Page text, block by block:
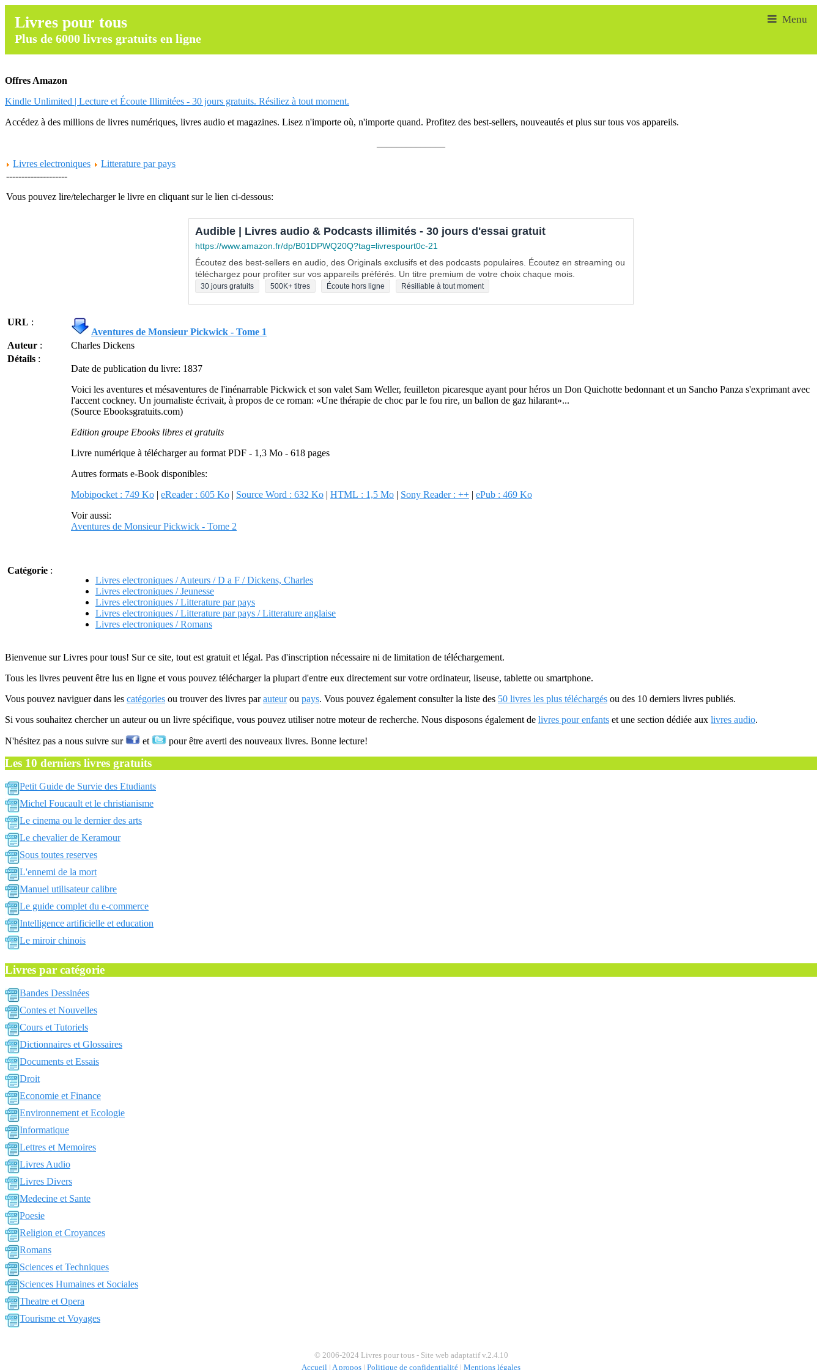
Livres pour tous
Plus de 6000 livres gratuits en ligne
Offres Amazon
Kindle Unlimited | Lecture et Écoute Illimitées - 30 jours gratuits. Résiliez à tout moment.
Accédez à des millions de livres numériques, livres audio et magazines. Lisez n'importe où, n'importe quand. Profitez des best-sellers, nouveautés et plus sur tous vos appareils.
Livres electroniques
Litterature par pays
--------------------
Vous pouvez lire/telecharger le livre en cliquant sur le lien ci-dessous:
Audible | Livres audio & Podcasts illimités - 30 jours d'essai gratuit
https://www.amazon.fr/dp/B01DPWQ20Q?tag=livrespourt0c-21
Écoutez des best-sellers en audio, des Originals exclusifs et des podcasts populaires. Écoutez en streaming ou
téléchargez pour profiter sur vos appareils préférés. Un titre premium de votre choix chaque mois.
30 jours gratuits 500K+ titres Écoute hors ligne Résiliable à tout moment
URL :
Aventures de Monsieur Pickwick - Tome 1
Auteur :
Charles Dickens
Détails :
Date de publication du livre: 1837
Voici les aventures et mésaventures de l'inénarrable Pickwick et son valet Sam Weller, feuilleton picaresque ayant pour héros un Don Quichotte bedonnant et un Sancho Panza s'exprimant avec
l'accent cockney. Un journaliste écrivait, à propos de ce roman: «Une thérapie de choc par le fou rire, un ballon de gaz hilarant»...
(Source Ebooksgratuits.com)
Edition groupe Ebooks libres et gratuits
Livre numérique à télécharger au format PDF - 1,3 Mo - 618 pages
Autres formats e-Book disponibles:
Mobipocket : 749 Ko | eReader : 605 Ko | Source Word : 632 Ko | HTML : 1,5 Mo | Sony Reader : ++ | ePub : 469 Ko
Voir aussi:
Aventures de Monsieur Pickwick - Tome 2
Catégorie :
Livres electroniques / Auteurs / D a F / Dickens, Charles
Livres electroniques / Jeunesse
Livres electroniques / Litterature par pays
Livres electroniques / Litterature par pays / Litterature anglaise
Livres electroniques / Romans
Bienvenue sur Livres pour tous! Sur ce site, tout est gratuit et légal. Pas d'inscription nécessaire ni de limitation de téléchargement.
Tous les livres peuvent être lus en ligne et vous pouvez télécharger la plupart d'entre eux directement sur votre ordinateur, liseuse, tablette ou smartphone.
Vous pouvez naviguer dans les catégories ou trouver des livres parauteurou pays. Vous pouvez également consulter la liste des 50 livres les plus téléchargés ou des 10 derniers livres publiés.
Si vous souhaitez chercher un auteur ou un livre spécifique, vous pouvez utiliser notre moteur de recherche. Nous disposons également de livres pour enfants et une section dédiée aux livres audio.
N'hésitez pas a nous suivre sur et pour être averti des nouveaux livres. Bonne lecture!
Les 10 derniers livres gratuits
Petit Guide de Survie des Etudiants
Michel Foucault et le christianisme
Le cinema ou le dernier des arts
Le chevalier de Keramour
Sous toutes reserves
L'ennemi de la mort
Manuel utilisateur calibre
Le guide complet du e-commerce
Intelligence artificielle et education
Le miroir chinois
Livres par catégorie
Bandes Dessinées
Contes et Nouvelles
Cours et Tutoriels
Dictionnaires et Glossaires
Documents et Essais
Droit
Economie et Finance
Environnement et Ecologie
Informatique
Lettres et Memoires
Livres Audio
Livres Divers
Medecine et Sante
Poesie
Religion et Croyances
Romans
Sciences et Techniques
Sciences Humaines et Sociales
Theatre et Opera
Tourisme et Voyages
© 2006-2024 Livres pour tous - Site web adaptatif v.2.4.10
Accueil A propos Politique de confidentialité Mentions légales